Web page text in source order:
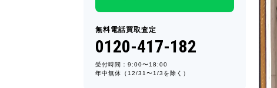
無料電話買取査定
0120-417-182
受付時間：9:00〜18:00
年中無休（12/31〜1/3を除く）